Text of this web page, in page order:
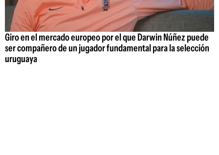
Giro en el mercado europeo por el que Darwin Núñez puede
ser compañero de un jugador fundamental para la selección
uruguaya